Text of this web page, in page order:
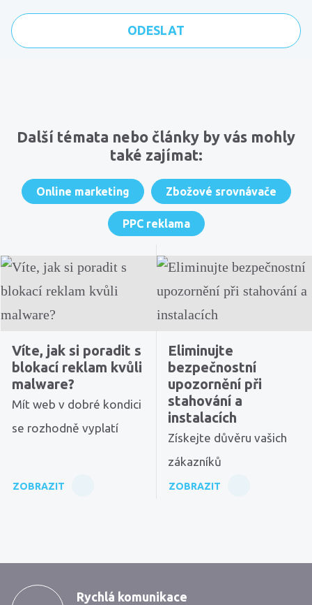
Další témata nebo články by vás mohly
také zajímat:
Online marketing Zbožové srovnávače
PPC reklama
Víte, jak si poradit s
blokací reklam kvůli
malware?
Mít web v dobré kondici
se rozhodně vyplatí
ZOBRAZIT
Eliminujte
bezpečnostní
upozornění při
stahování a
instalacích
Získejte důvěru vašich
zákazníků
ZOBRAZIT
MarkMedia
Rychlá komunikace